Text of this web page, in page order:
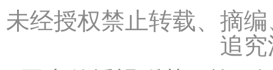
未经授权禁止转载、摘
追